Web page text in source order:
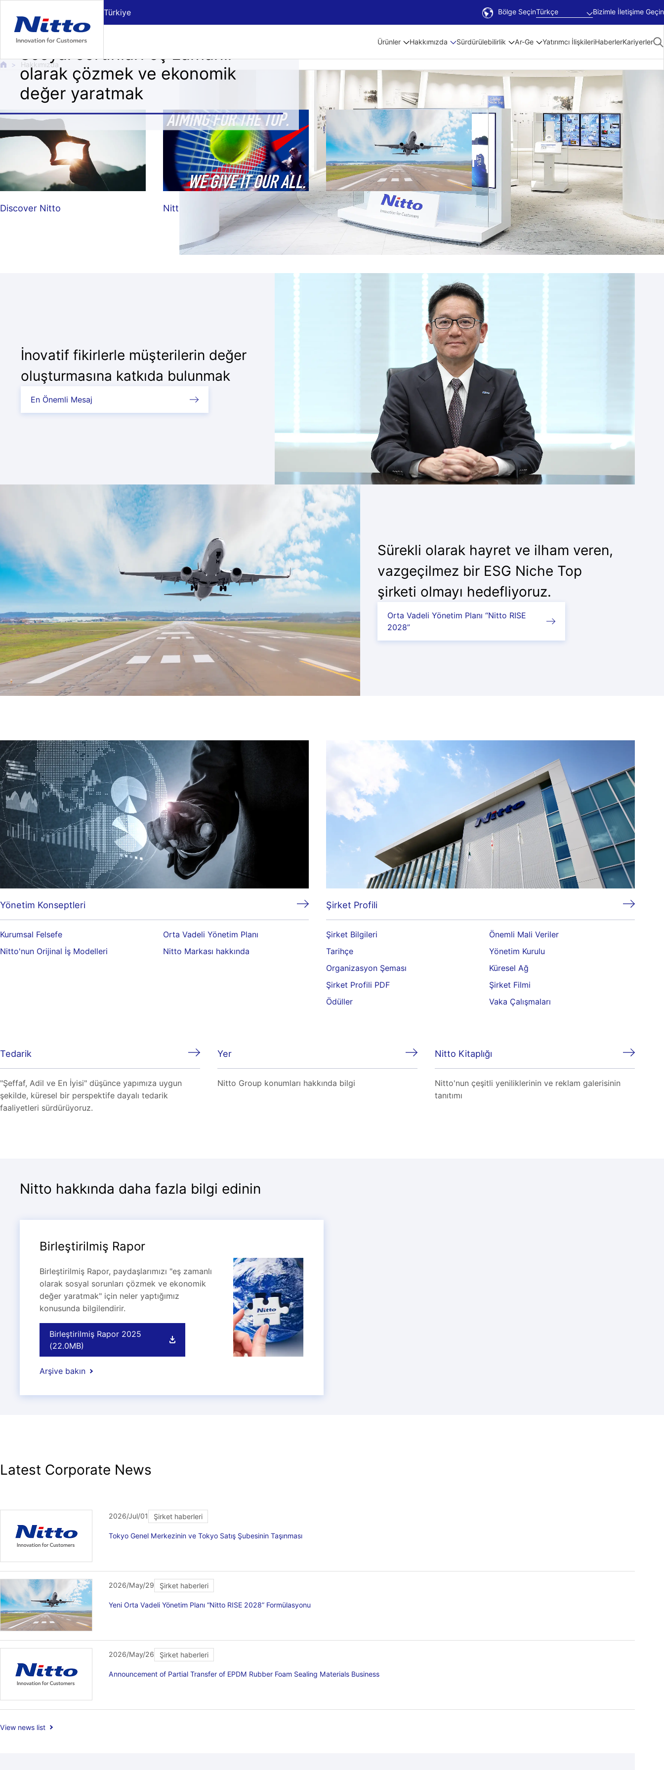
Türkiye Bölge SeçinTürkçe Bizimle İletişime Geçin
Ürünler Hakkımızda Sürdürülebilirlik Ar-Ge Yatırımcı İlişkileriHaberlerKariyerler
Hakkımızda
Sosyal sorunları eş zamanlı
olarak çözmek ve ekonomik
değer yaratmak
Hakkımızda
Discover Nitto Nitto ATP Finals
Medium-term Management Plan
“Nitto RISE 2028”
İnovatif fikirlerle müşterilerin değer
oluşturmasına katkıda bulunmak
En Önemli Mesaj
Sürekli olarak hayret ve ilham veren,
vazgeçilmez bir ESG Niche Top
şirketi olmayı hedefliyoruz.
Orta Vadeli Yönetim Planı “Nitto RISE
2028”
Yönetim Konseptleri
Kurumsal Felsefe
Orta Vadeli Yönetim Planı
Nitto'nun Orijinal İş Modelleri
Nitto Markası hakkında
Şirket Profili
Şirket Bilgileri
Önemli Mali Veriler
Tarihçe
Yönetim Kurulu
Organizasyon Şeması
Küresel Ağ
Şirket Profili PDF
Şirket Filmi
Ödüller
Vaka Çalışmaları
Tedarik
"Şeffaf, Adil ve En İyisi" düşünce yapımıza uygun
şekilde, küresel bir perspektife dayalı tedarik
faaliyetleri sürdürüyoruz.
Yer
Nitto Group konumları hakkında bilgi
Nitto Kitaplığı
Nitto'nun çeşitli yeniliklerinin ve reklam galerisinin
tanıtımı
Nitto hakkında daha fazla bilgi edinin
Birleştirilmiş Rapor
Birleştirilmiş Rapor, paydaşlarımızı "eş zamanlı
olarak sosyal sorunları çözmek ve ekonomik
değer yaratmak" için neler yaptığımız
konusunda bilgilendirir.
Birleştirilmiş Rapor 2025
(22.0MB)
Arşive bakın
Latest Corporate News
2026/Jul/01 Şirket haberleri
Tokyo Genel Merkezinin ve Tokyo Satış Şubesinin Taşınması
2026/May/29 Şirket haberleri
Yeni Orta Vadeli Yönetim Planı “Nitto RISE 2028” Formülasyonu
2026/May/26 Şirket haberleri
Announcement of Partial Transfer of EPDM Rubber Foam Sealing Materials Business
View news list